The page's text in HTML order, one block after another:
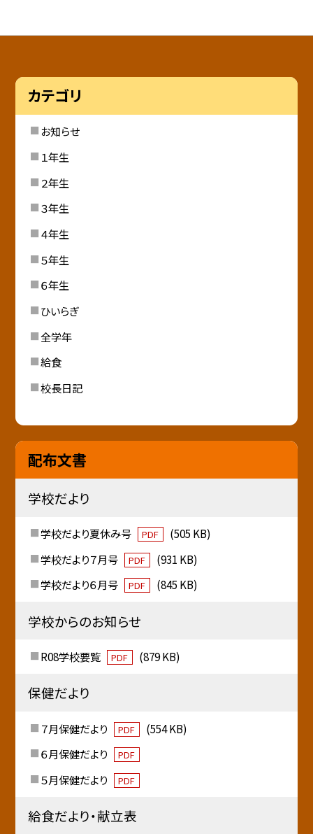
カテゴリ
お知らせ
１年生
２年生
３年生
４年生
５年生
６年生
ひいらぎ
全学年
給食
校長日記
配布文書
学校だより
学校だより夏休み号 PDF
(505 KB)
学校だより７月号
PDF
(931 KB)
学校だより６月号
PDF (845 KB)
学校からのお知らせ
R08学校要覧 PDF (879 KB)
保健だより
７月保健だより PDF
(554 KB)
６月保健だより
PDF
５月保健だより PDF
給食だより・献立表